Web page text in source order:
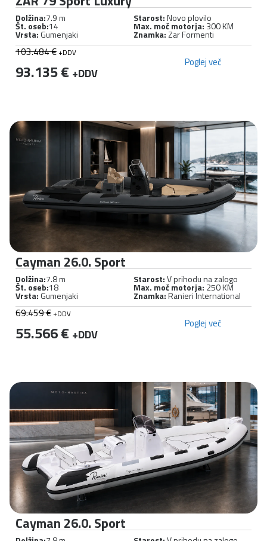
Dolžina:7.9 m Starost:Novo plovilo
Št. oseb:14 Max. moč motorja: 300 KM
Vrsta: Gumenjaki Znamka:Zar Formenti
103.484 € +DDV
93.135 € +DDV
Poglej več
Cayman 26.0. Sport
Dolžina:7.8 m Starost:V prihodu na zalogo
Št. oseb:18 Max. moč motorja: 250 KM
Vrsta: Gumenjaki Znamka:Ranieri International
69.459 € +DDV
55.566 € +DDV
Poglej več
Cayman 26.0. Sport